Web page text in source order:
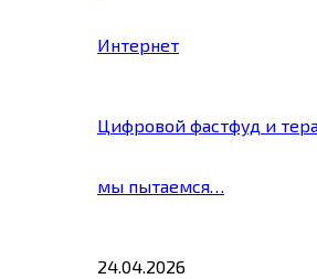
Интернет
Цифровой фастфуд и
мы пытаемся…
24.04.2026